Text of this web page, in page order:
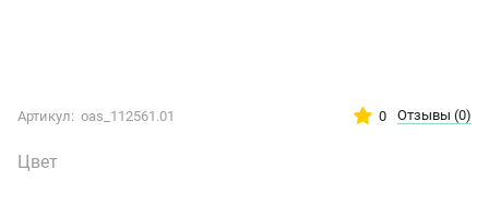
Артикул: oas_112561.01 0 Отзывы (0)
Цвет